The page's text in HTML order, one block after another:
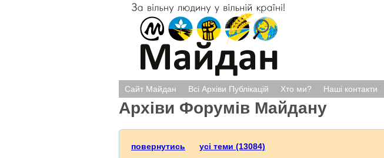
Сайт Майдан Всі Архіви Публікацій Хто ми? Наші контакти
Архіви Форумів Майдану
повернутись
усі теми (13084)